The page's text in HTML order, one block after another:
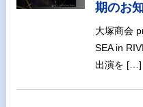
期のお
大塚商会
SEA in
出演を […]